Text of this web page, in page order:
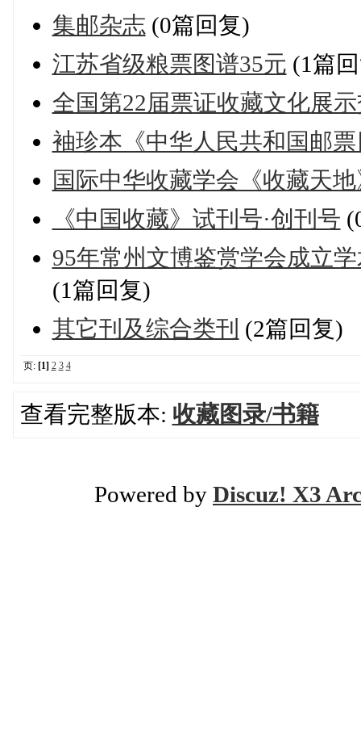
集邮杂志 (0篇回复)
江苏省级粮票图谱35元 (1篇
全国第22届票证收藏文化展
袖珍本《中华人民共和国邮
国际中华收藏学会《收藏天
《中国收藏》试刊号·创刊号
95年常州文博鉴赏学会成立
(1篇回复)
其它刊及综合类刊 (2篇回复)
页: [1] 2 3 4
查看完整版本: 收藏图录/书籍
Powered by Discuz! X3